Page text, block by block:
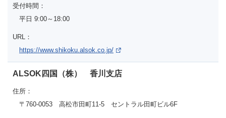
受付時間：
平日 9:00～18:00
URL：
https://www.shikoku.alsok.co.jp/
ALSOK四国（株） 香川支店
住所：
〒760-0053 高松市田町11-5 セントラル田町ビル6F